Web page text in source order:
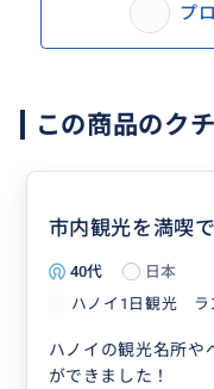
プ
この商品のク
市内観光を満喫
40代
日本
ハノイ1日観光 ラ
ハノイの観光名所や
ができました！